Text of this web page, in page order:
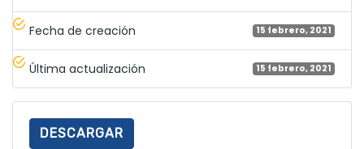
Fecha de creación 15 febrero, 2021
Última actualización 15 febrero, 2021
DESCARGAR